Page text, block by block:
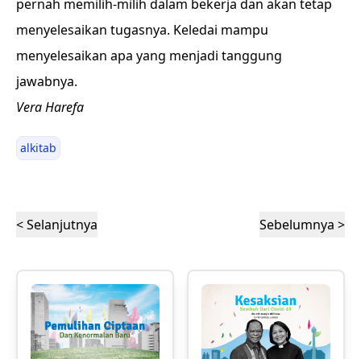
pernah memilih-milih dalam bekerja dan akan tetap
menyelesaikan tugasnya. Keledai mampu
menyelesaikan apa yang menjadi tanggung
jawabnya.
Vera Harefa
alkitab
< Selanjutnya Sebelumnya >